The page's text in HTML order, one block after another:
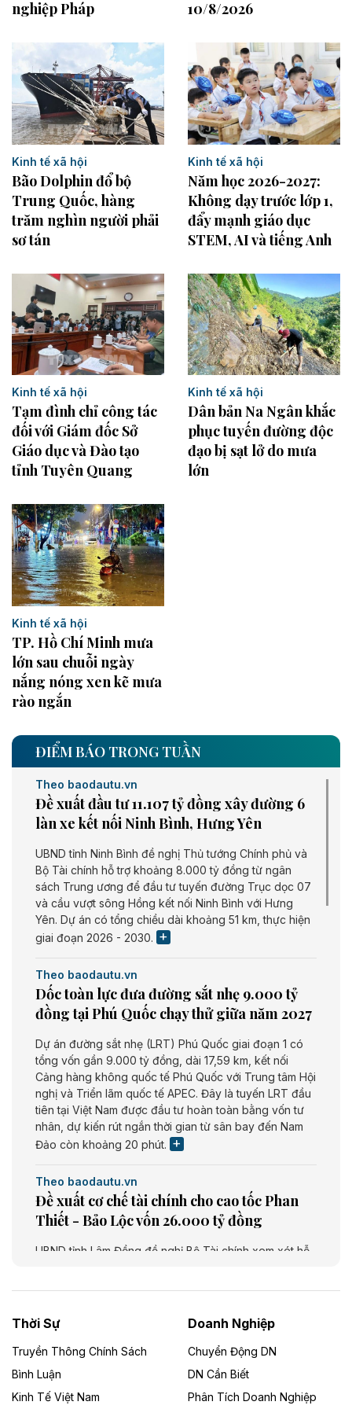
nghiệp Pháp 10/8/2026
Kinh tế xã hội
Bão Dolphin đổ bộ
Trung Quốc, hàng
trăm nghìn người phải
sơ tán
Kinh tế xã hội
Năm học 2026-2027:
Không dạy trước lớp 1,
đẩy mạnh giáo dục
STEM, AI và tiếng Anh
Kinh tế xã hội
Tạm đình chỉ công tác
đối với Giám đốc Sở
Giáo dục và Đào tạo
tỉnh Tuyên Quang
Kinh tế xã hội
Dân bản Na Ngân khắc
phục tuyến đường độc
đạo bị sạt lở do mưa
lớn
Kinh tế xã hội
TP. Hồ Chí Minh mưa
lớn sau chuỗi ngày
nắng nóng xen kẽ mưa
rào ngắn
ĐIỂM BÁO TRONG TUẦN
Theo baodautu.vn
Đề xuất đầu tư 11.107 tỷ đồng xây đường 6
làn xe kết nối Ninh Bình, Hưng Yên
UBND tỉnh Ninh Bình đề nghị Thủ tướng Chính phủ và
Bộ Tài chính hỗ trợ khoảng 8.000 tỷ đồng từ ngân
sách Trung ương để đầu tư tuyến đường Trục dọc 07
và cầu vượt sông Hồng kết nối Ninh Bình với Hưng
Yên. Dự án có tổng chiều dài khoảng 51 km, thực hiện
giai đoạn 2026 - 2030.
Theo baodautu.vn
Dốc toàn lực đưa đường sắt nhẹ 9.000 tỷ
đồng tại Phú Quốc chạy thử giữa năm 2027
Dự án đường sắt nhẹ (LRT) Phú Quốc giai đoạn 1 có
tổng vốn gần 9.000 tỷ đồng, dài 17,59 km, kết nối
Cảng hàng không quốc tế Phú Quốc với Trung tâm Hội
nghị và Triển lãm quốc tế APEC. Đây là tuyến LRT đầu
tiên tại Việt Nam được đầu tư hoàn toàn bằng vốn tư
nhân, dự kiến rút ngắn thời gian từ sân bay đến Nam
Đảo còn khoảng 20 phút.
Theo baodautu.vn
Đề xuất cơ chế tài chính cho cao tốc Phan
Thiết - Bảo Lộc vốn 26.000 tỷ đồng
UBND tỉnh Lâm Đồng đề nghị Bộ Tài chính xem xét hỗ
- Bu Prăng. Dự án dài khoảng 73,49 km, tổng mức đầu
tư dự kiến 26.000 tỷ đồng.
Theo baodautu.vn
Cà Mau chấp thuận chủ trương đầu tư Dự
Thời Sự
Truyền Thông Chính Sách
Bình Luận
Kinh Tế Việt Nam
Doanh Nghiệp
Chuyển Động DN
DN Cần Biết
Phân Tích Doanh Nghiệp